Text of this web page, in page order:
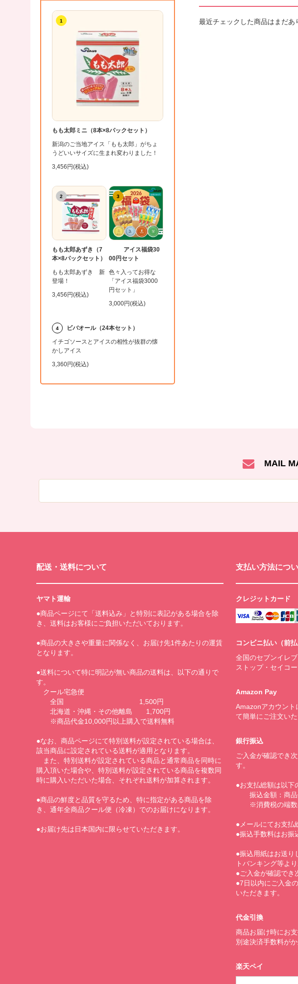
最近チェックした商品はまだあ
1
もも太郎ミニ（8本×8パックセット）
新潟のご当地アイス「もも太郎」がちょ
うどいいサイズに生まれ変わりました！
3,456円(税込)
2
もも太郎あずき（7
本×8パックセット）
もも太郎あずき 新
登場！
3,456円(税込)
3
アイス福袋30
00円セット
色々入ってお得な
「アイス福袋3000
円セット」
3,000円(税込)
4
ビバオール（24本セット）
イチゴソースとアイスの相性が抜群の懐
かしアイス
3,360円(税込)
MAIL
配送・送料について
ヤマト運輸
●商品ページにて「送料込み」と特別に表記がある場合を除
き、送料はお客様にご負担いただいております。
●商品の大きさや重量に関係なく、お届け先1件あたりの運賃
となります。
●送料について特に明記が無い商品の送料は、以下の通りで
す。
クール宅急便
全国 1,500円
北海道・沖縄・その他離島 1,700円
※商品代金10,000円以上購入で送料無料
●なお、商品ページにて特別送料が設定されている場合は、
該当商品に設定されている送料が適用となります。
また、特別送料が設定されている商品と通常商品を同時に
購入頂いた場合や、特別送料が設定されている商品を複数同
時に購入いただいた場合、それぞれ送料が加算されます。
●商品の鮮度と品質を守るため、特に指定がある商品を除
き、通年全商品クール便（冷凍）でのお届けになります。
●お届け先は日本国内に限らせていただきます。
支払い方法につ
クレジットカード
コンビニ払い（前払
全国のセブンイレ
ストップ・セイコ
Amazon Pay
Amazonアカウント
て簡単にご注文いた
銀行振込
ご入金が確認でき
す。
●お支払総額は
振込金額：商
※消費税の端数
●メールにてお支
●振込手数料はお
●振込用紙はお送り
トバンキング等よ
●ご入金が確認でき
●7日以内にご入金
いただきます。
代金引換
商品お届け時にお
別途決済手数料がか
楽天ペイ